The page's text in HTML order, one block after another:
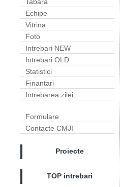
Echipe
Vitrina
Foto
Intrebari NEW
Intrebari OLD
Statistici
Finantari
Intrebarea zilei
Formulare
Contacte CMJI
Proiecte
TOP intrebari